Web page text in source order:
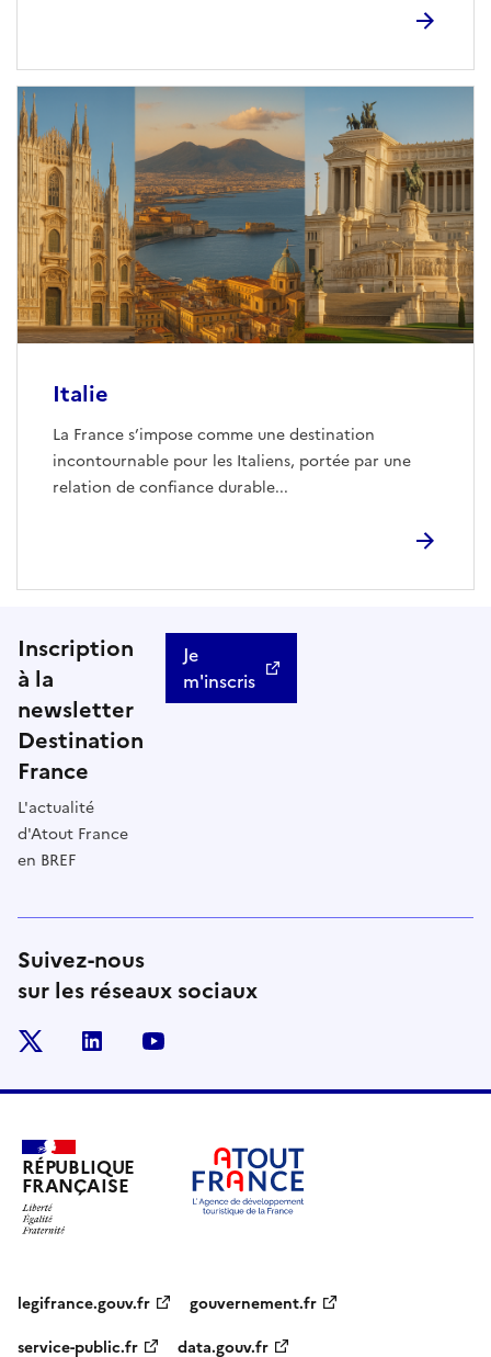
Italie
La France s’impose comme une destination
incontournable pour les Italiens, portée par une
relation de confiance durable...
Inscription
à la
newsletter
Destination
France
L'actualité
d'Atout France
en BREF
Je
m'inscris
Suivez-nous
sur les réseaux sociaux
linkedin
RÉPUBLIQUE
FRANÇAISE
legifrance.gouv.fr
gouvernement.fr
service-public.fr
data.gouv.fr